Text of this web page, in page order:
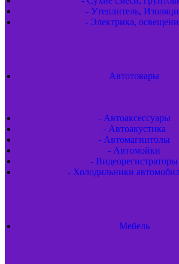
- Утеплитель,
- Электрика,
Автотовары
- Автоаксессуары
- Автоакустика
- Автомагнитолы
- Автомойки
- Видеорегистраторы
- Холодильники
Мебель